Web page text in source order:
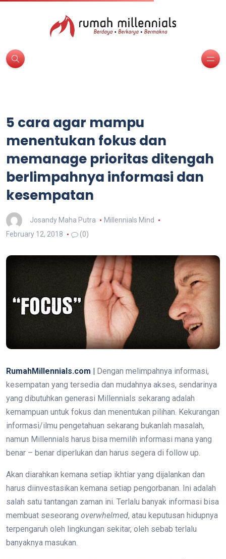
5 cara agar mampu
menentukan fokus dan
memanage prioritas ditengah
berlimpahnya informasi dan
kesempatan
Josandy Maha Putra
Millennials Mind
February 12, 2018
(0)
RumahMillennials.com |
Dengan melimpahnya informasi,
kesempatan yang tersedia dan mudahnya akses, sendarinya
yang dibutuhkan generasi Millennials sekarang adalah
kemampuan untuk fokus dan menentukan pilihan. Kekurangan
informasi/ilmu pengetahuan sekarang bukanlah masalah,
namun Millennials harus bisa memilih informasi mana yang
benar – benar diperlukan dan harus segera di follow up.
Akan diarahkan kemana setiap ikhtiar yang dijalankan dan
harus diinvestasikan kemana setiap pengorbanan. Ini adalah
salah satu tantangan zaman ini. Terlalu banyak informasi bisa
membuat seseorang overwhelmed, atau keputusan hidupnya
terpengaruh oleh lingkungan sekitar, oleh sebab terlalu
banyaknya masukan.